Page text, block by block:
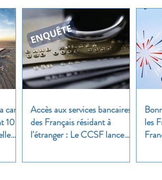
Accès aux services bancaires
des Français résidant à
l'étranger : Le CCSF lance
les